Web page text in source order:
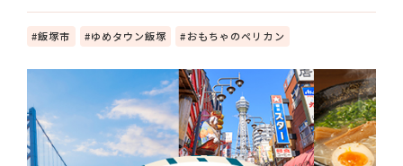
飯塚市 ゆめタウン飯塚 おもちゃのペリカン